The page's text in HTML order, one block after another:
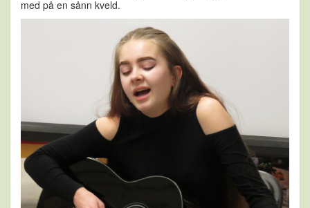
med på en sånn kveld.